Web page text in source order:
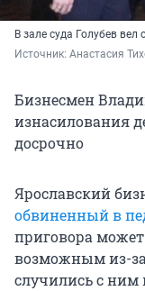
В зале суда Голубев вел
Источник: Анастасия
Бизнесмен
изнасилования
досрочно
Ярославский
обвиненный в
приговора может
возможным из-за
случились с ним